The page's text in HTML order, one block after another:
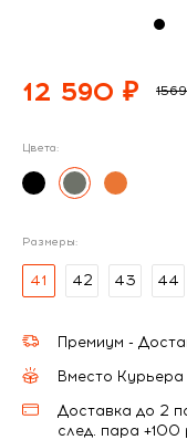
12 590 ₽
Цвета:
Размеры:
41 42 43 44
Премиум -
Вместо
Доставка до 2
след. пара +100